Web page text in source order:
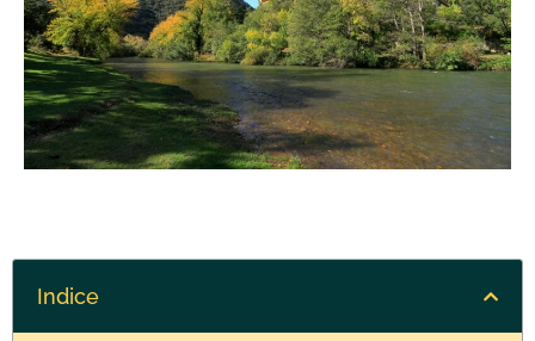
Indice